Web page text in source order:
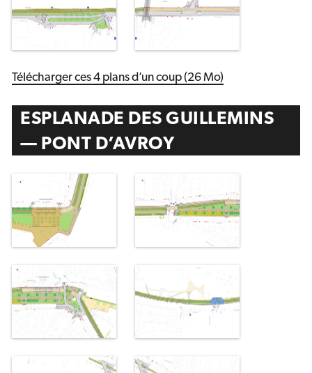
Télécharger ces 4 plans d’un coup (26 Mo)
ESPLANADE DES GUILLEMINS
— PONT D’AVROY